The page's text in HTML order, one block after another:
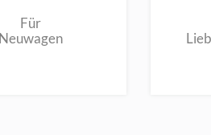
Für
Neuwagen